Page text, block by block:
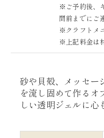
※ご予約後、
間前までにご
※クラフトメ
※上記料金は
砂や貝殻、メッセー
を流し固めて作るオ
しい透明ジェルに心